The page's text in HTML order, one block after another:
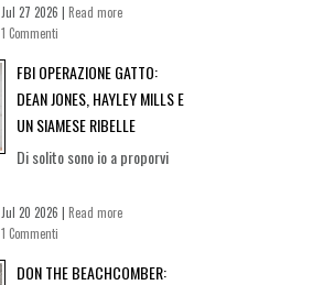
Jul 27 2026 | Read more
1 Commenti
FBI OPERAZIONE GATTO:
DEAN JONES, HAYLEY MILLS E
UN SIAMESE RIBELLE
Di solito sono io a proporvi
Jul 20 2026 | Read more
1 Commenti
DON THE BEACHCOMBER: